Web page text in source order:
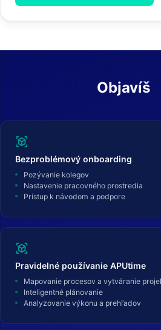
Objavíš
view_in_ar
Bezproblémový onboarding
Pozývanie kolegov
Nastavenie pracovného prostredia
Prístup k návodom a podpore
view_in_ar
Pravidelné používanie APUtime
Mapovanie procesov a vytváranie
Inteligentné plánovanie
Analyzovanie výkonu a prehľadov